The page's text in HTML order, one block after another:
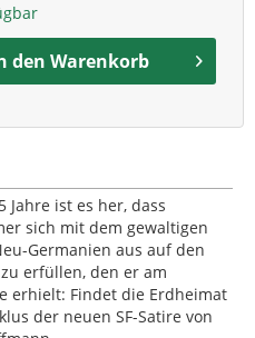
den Warenkorb
Jahre ist es her, dass
sich mit dem gewaltigen
Germanien aus auf den
erfüllen, den er am
erhielt: Findet die Erdheimat
der neuen SF-Satire von